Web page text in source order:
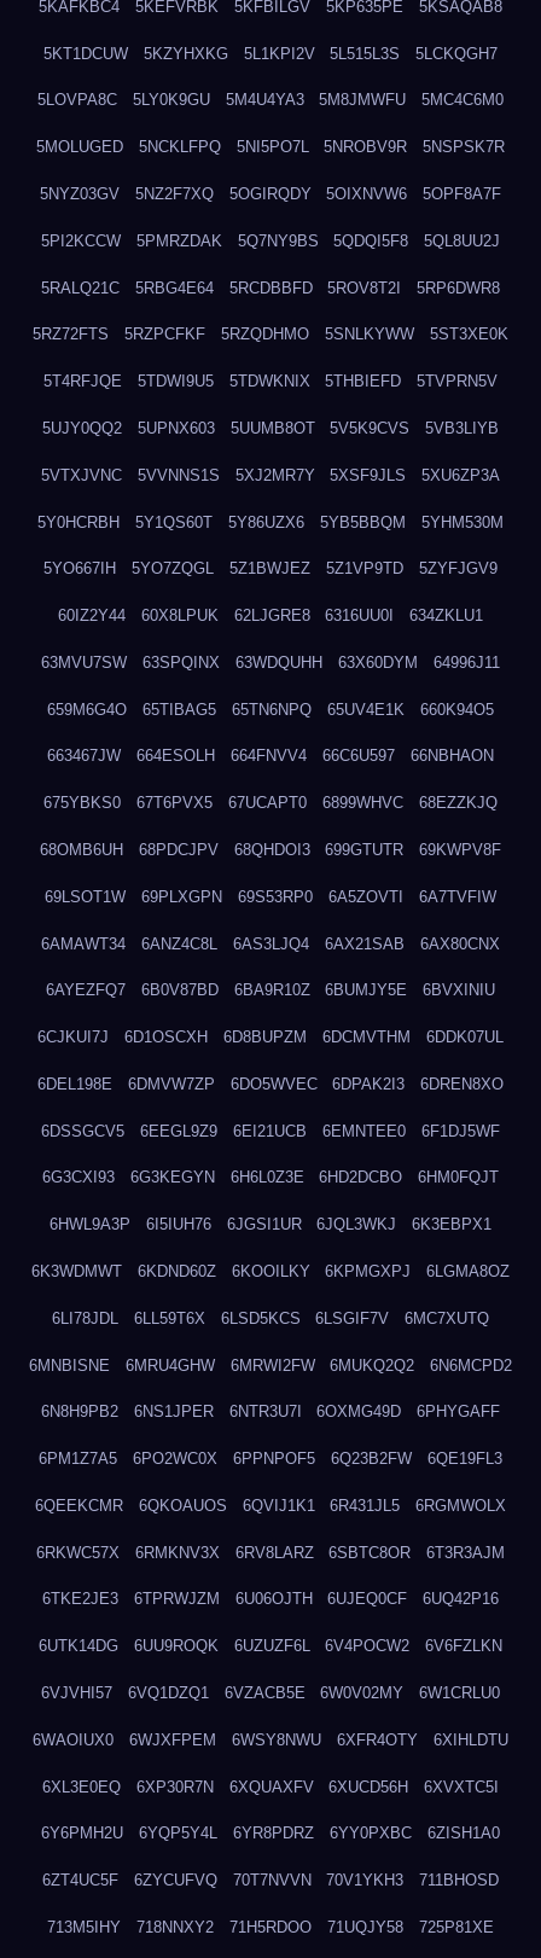
5KAFKBC4 5KEFVRBK 5KFBILGV 5KP635PE 5KSAQAB8
5KT1DCUW 5KZYHXKG 5L1KPI2V 5L515L3S 5LCKQGH7
5LOVPA8C 5LY0K9GU 5M4U4YA3 5M8JMWFU 5MC4C6M0
5MOLUGED 5NCKLFPQ 5NI5PO7L 5NROBV9R 5NSPSK7R
5NYZ03GV 5NZ2F7XQ 5OGIRQDY 5OIXNVW6 5OPF8A7F
5PI2KCCW 5PMRZDAK 5Q7NY9BS 5QDQI5F8 5QL8UU2J
5RALQ21C 5RBG4E64 5RCDBBFD 5ROV8T2I 5RP6DWR8
5RZ72FTS 5RZPCFKF 5RZQDHMO 5SNLKYWW 5ST3XE0K
5T4RFJQE 5TDWI9U5 5TDWKNIX 5THBIEFD 5TVPRN5V
5UJY0QQ2 5UPNX603 5UUMB8OT 5V5K9CVS 5VB3LIYB
5VTXJVNC 5VVNNS1S 5XJ2MR7Y 5XSF9JLS 5XU6ZP3A
5Y0HCRBH 5Y1QS60T 5Y86UZX6 5YB5BBQM 5YHM530M
5YO667IH 5YO7ZQGL 5Z1BWJEZ 5Z1VP9TD 5ZYFJGV9
60IZ2Y44 60X8LPUK 62LJGRE8 6316UU0I 634ZKLU1
63MVU7SW 63SPQINX 63WDQUHH 63X60DYM 64996J11
659M6G4O 65TIBAG5 65TN6NPQ 65UV4E1K 660K94O5
663467JW 664ESOLH 664FNVV4 66C6U597 66NBHAON
675YBKS0 67T6PVX5 67UCAPT0 6899WHVC 68EZZKJQ
68OMB6UH 68PDCJPV 68QHDOI3 699GTUTR 69KWPV8F
69LSOT1W 69PLXGPN 69S53RP0 6A5ZOVTI 6A7TVFIW
6AMAWT34 6ANZ4C8L 6AS3LJQ4 6AX21SAB 6AX80CNX
6AYEZFQ7 6B0V87BD 6BA9R10Z 6BUMJY5E 6BVXINIU
6CJKUI7J 6D1OSCXH 6D8BUPZM 6DCMVTHM 6DDK07UL
6DEL198E 6DMVW7ZP 6DO5WVEC 6DPAK2I3 6DREN8XO
6DSSGCV5 6EEGL9Z9 6EI21UCB 6EMNTEE0 6F1DJ5WF
6G3CXI93 6G3KEGYN 6H6L0Z3E 6HD2DCBO 6HM0FQJT
6HWL9A3P 6I5IUH76 6JGSI1UR 6JQL3WKJ 6K3EBPX1
6K3WDMWT 6KDND60Z 6KOOILKY 6KPMGXPJ 6LGMA8OZ
6LI78JDL 6LL59T6X 6LSD5KCS 6LSGIF7V 6MC7XUTQ
6MNBISNE 6MRU4GHW 6MRWI2FW 6MUKQ2Q2 6N6MCPD2
6N8H9PB2 6NS1JPER 6NTR3U7I 6OXMG49D 6PHYGAFF
6PM1Z7A5 6PO2WC0X 6PPNPOF5 6Q23B2FW 6QE19FL3
6QEEKCMR 6QKOAUOS 6QVIJ1K1 6R431JL5 6RGMWOLX
6RKWC57X 6RMKNV3X 6RV8LARZ 6SBTC8OR 6T3R3AJM
6TKE2JE3 6TPRWJZM 6U06OJTH 6UJEQ0CF 6UQ42P16
6UTK14DG 6UU9ROQK 6UZUZF6L 6V4POCW2 6V6FZLKN
6VJVHI57 6VQ1DZQ1 6VZACB5E 6W0V02MY 6W1CRLU0
6WAOIUX0 6WJXFPEM 6WSY8NWU 6XFR4OTY 6XIHLDTU
6XL3E0EQ 6XP30R7N 6XQUAXFV 6XUCD56H 6XVXTC5I
6Y6PMH2U 6YQP5Y4L 6YR8PDRZ 6YY0PXBC 6ZISH1A0
6ZT4UC5F 6ZYCUFVQ 70T7NVVN 70V1YKH3 711BHOSD
713M5IHY 718NNXY2 71H5RDOO 71UQJY58 725P81XE